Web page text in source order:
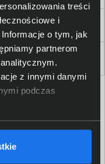
treści
i
o tym, jak
partnerom
z innymi danymi
podczas